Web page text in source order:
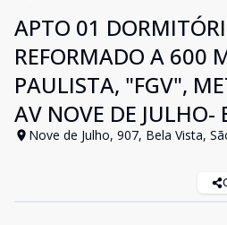
APTO 01
REFORMADO A 600
PAULISTA, "FGV",
AV NOVE DE JULHO-
Nove de Julho, 907, Bela Vista,